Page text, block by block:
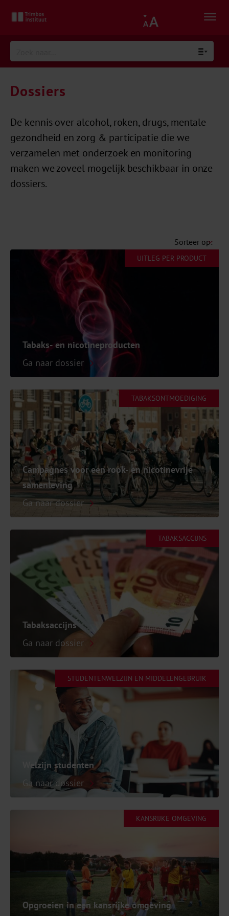
Dossiers
De kennis over alcohol, roken, drugs, mentale
gezondheid en zorg & participatie die we
verzamelen met onderzoek en monitoring
maken we zoveel mogelijk beschikbaar in onze
dossiers.
UITLEG PER PRODUCT
Tabaks- en nicotineproducten
Ga naar dossier
TABAKSONTMOEDIGING
Campagnes voor een rook- en nicotinevrije
samenleving
Ga naar dossier
TABAKSACCIJNS
Tabaksaccijns
Ga naar dossier
STUDENTENWELZIJN EN MIDDELENGEBRUIK
Welzijn studenten
Ga naar dossier
KANSRIJKE OMGEVING
Opgroeien in een kansrijke omgeving